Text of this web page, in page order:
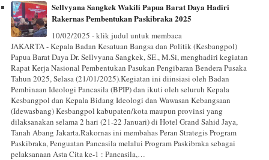
Sellvyana Sangkek Wakili Papua Barat Daya Hadiri
Rakernas Pembentukan Paskibraka 2025
10/02/2025 - klik judul untuk membaca
JAKARTA - Kepala Badan Kesatuan Bangsa dan Politik (Kesbangpol)
Papua Barat Daya Dr. Sellvyana Sangkek, SE., M.Si, menghadiri kegiatan
Rapat Kerja Nasional Pembentukan Pasukan Pengibaran Bendera Pusaka
Tahun 2025, Selasa (21/01/2025).Kegiatan ini diinsiasi oleh Badan
Pembinaan Ideologi Pancasila (BPIP) dan ikuti oleh seluruh Kepala
Kesbangpol dan Kepala Bidang Ideologi dan Wawasan Kebangsaan
(Idewasbang) Kesbangpol kabupaten/kota maupun provinsi yang
dilaksanakan selama 2 hari (21-22 Januari) di Hotel Grand Sahid Jaya,
Tanah Abang Jakarta.Rakornas ini membahas Peran Strategis Program
Paskibraka, Penguatan Pancasila melalui Program Paskibraka sebagai
pelaksanaan Asta Cita ke-1 : Pancasila,…